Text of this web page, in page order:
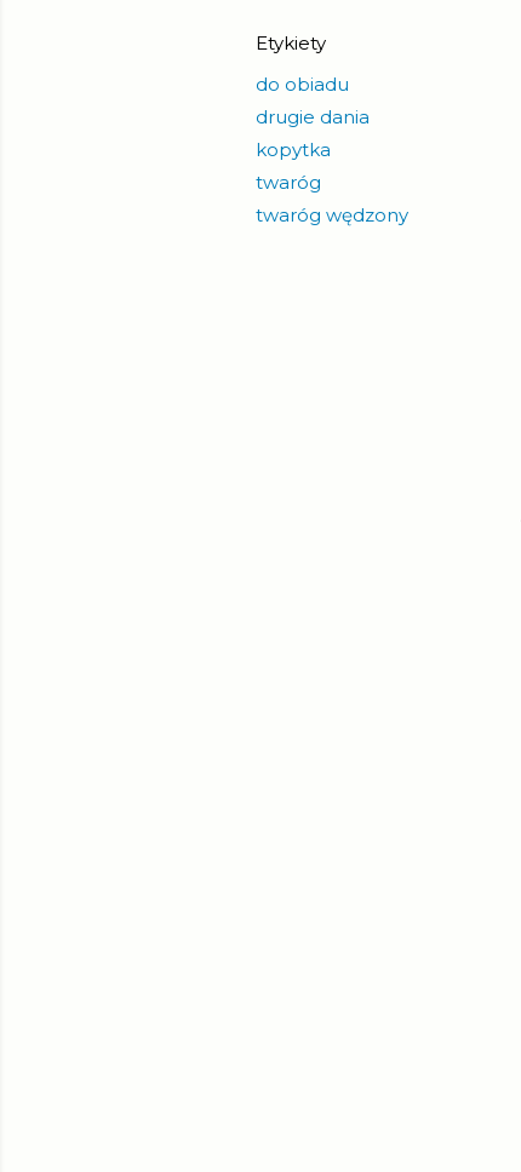
Etykiety
do obiadu
drugie dania
kopytka
twaróg
twaróg wędzony